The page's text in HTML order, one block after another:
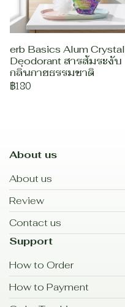
erb Basics Alum Crystal
Deodorant สารส้มระงับ
กลิ่นกายธรรมชาติ
฿180
About us
About us
Review
Contact us
Support
How to Order
How to Payment